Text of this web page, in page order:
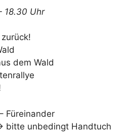
18.30 Uhr
dem Wald
Füreinander
bitte unbedingt Handtuch